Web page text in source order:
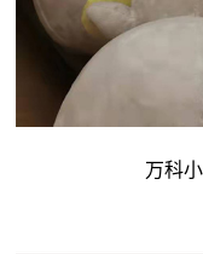
万科